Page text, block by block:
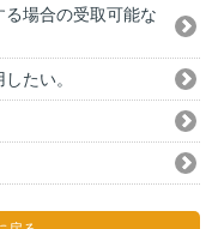
場合の受取可能な
たい。